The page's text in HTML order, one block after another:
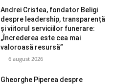
Andrei Cristea, fondator Beligi
despre leadership, transparență
și viitorul serviciilor funerare:
„Încrederea este cea mai
valoroasă resursă”
6 august 2026
Gheorghe Piperea despre